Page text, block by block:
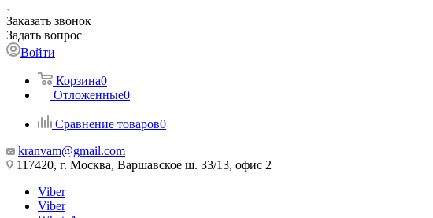
Заказать звонок
Задать вопрос
Войти
Корзина0
Отложенные0
Сравнение товаров0
kranvam@gmail.com
117420, г. Москва, Варшавское ш. 33/13, офис 2
Viber
Viber